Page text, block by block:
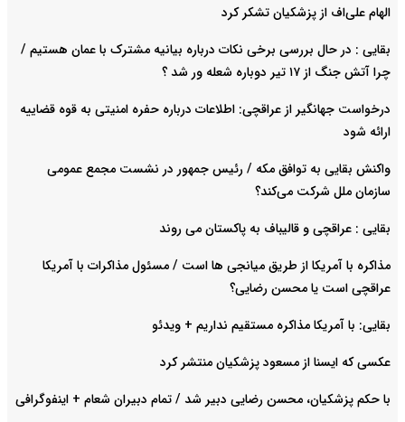
الهام علی‌اف از پزشکیان تشکر کرد
بقایی : در حال بررسی برخی نکات درباره بیانیه مشترک با عمان هستیم /
چرا آتش جنگ از ۱۷ تیر دوباره شعله ور شد ؟
درخواست جهانگیر از عراقچی: اطلاعات درباره حفره امنیتی به قوه قضاییه
ارائه شود
واکنش بقایی به توافق مکه / رئیس جمهور در نشست مجمع عمومی
سازمان ملل شرکت می‌کند؟
بقایی : عراقچی و قالیباف به پاکستان می روند
مذاکره با آمریکا از طریق میانجی ها است / مسئول مذاکرات با آمریکا
عراقچی است یا محسن رضایی؟
بقایی: با آمریکا مذاکره مستقیم نداریم + ویدئو
عکسی که ایسنا از مسعود پزشکیان منتشر کرد
با حکم پزشکیان، محسن رضایی دبیر شد / تمام دبیران شعام + اینفوگرافی